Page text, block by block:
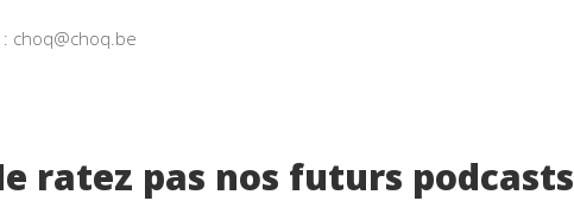
choq@choq.be
ratez pas nos futurs podcasts